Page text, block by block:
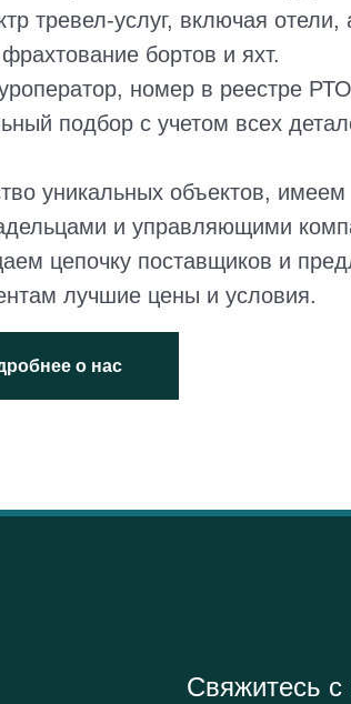
тревел-услуг, включая отели,
бортов и яхт.
номер в реестре
подбор с учетом всех
уникальных объектов,
и управляющими
цепочку поставщиков и
лучшие цены и условия.
о нас
Свяжитесь